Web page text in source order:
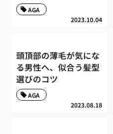
2023.10.04
AGA
頭頂部の薄毛が気にな
る男性へ、似合う髪型
選びのコツ
2023.08.18
AGA